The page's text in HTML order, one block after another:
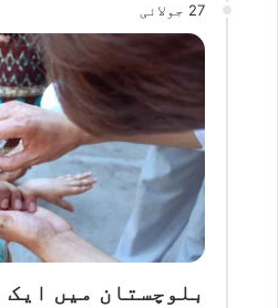
27 جولائی
بلوچستان میں